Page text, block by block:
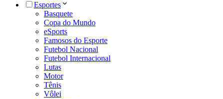
Esportes
Basquete
Copa do Mundo
eSports
Famosos do Esporte
Futebol Nacional
Futebol Internacional
Lutas
Motor
Tênis
Vôlei